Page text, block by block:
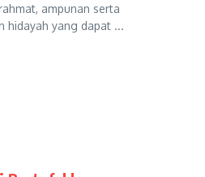
ampunan serta
hidayah yang dapat ...